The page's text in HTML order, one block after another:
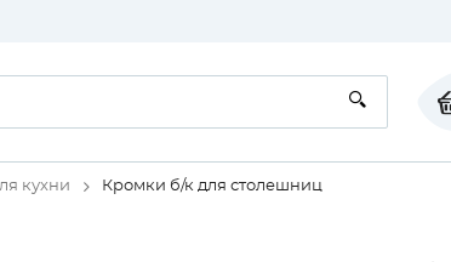
кухни Кромки б/к для столешниц